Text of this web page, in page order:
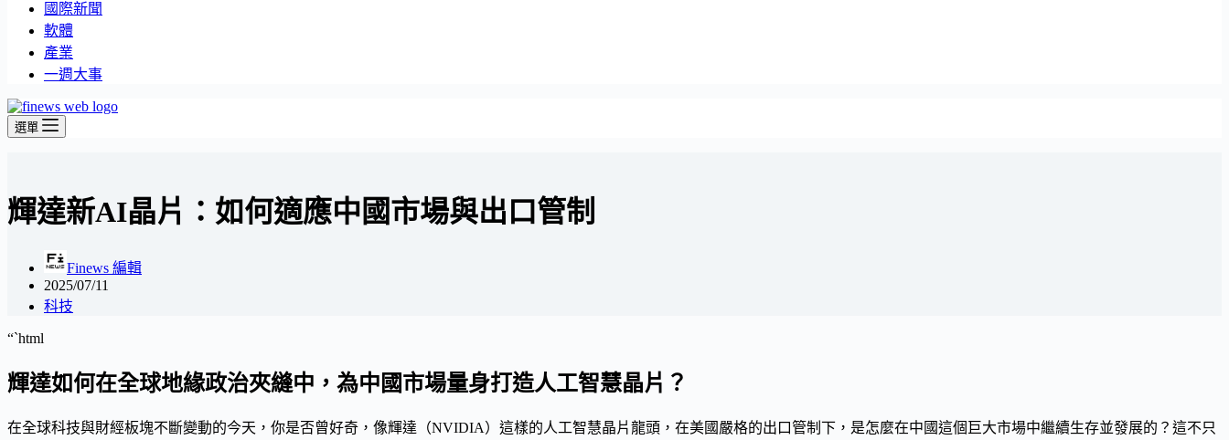
國際新聞
軟體
產業
一週大事
選單
輝達新AI晶片：如何適應中國市場與出口管制
Finews 編輯
2025/07/11
科技
“`html
輝達如何在全球地緣政治夾縫中，為中國市場量身打造人工智慧晶片？
在全球科技與財經板塊不斷變動的今天，你是否曾好奇，像輝達（NVIDIA）這樣的人工智慧晶片龍頭，在美國嚴格的出口管制下，是怎麼在中國這個巨大市場中繼續生存並發展的？這不只